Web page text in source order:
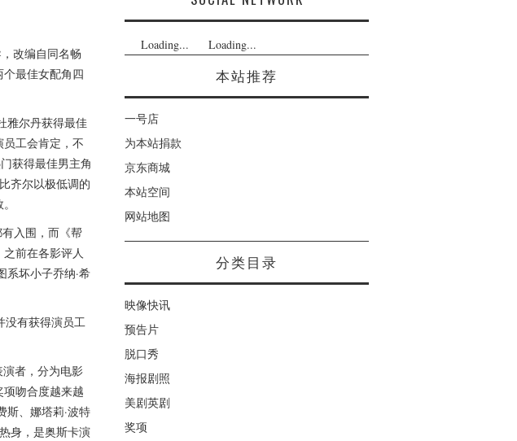
改编自同名畅
最佳女配角四
雅尔丹获得最佳
工会肯定，不
获得最佳男主角
齐尔以极低调的
入围，而《帮
前在各影评人
系坏小子乔纳·希
没有获得演员工
者，分为电影
吻合度越来越
斯、娜塔莉·波特
身，是奥斯卡演
Loading... Loading...
本站推荐
一号店
为本站捐款
京东商城
本站空间
网站地图
分类目录
映像快讯
预告片
脱口秀
海报剧照
美剧英剧
奖项